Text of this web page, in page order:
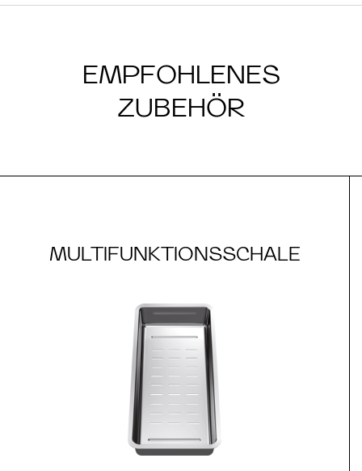
EMPFOHLENES
ZUBEHÖR
MULTIFUNKTIONSSCHALE